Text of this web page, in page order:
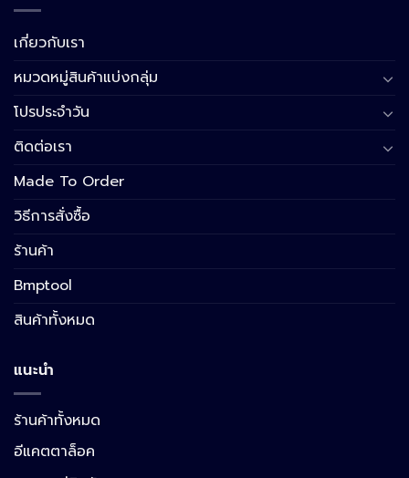
เกี่ยวกับเรา
หมวดหมู่สินค้าแบ่งกลุ่ม
โปรประจำวัน
ติดต่อเรา
Made To Order
วิธีการสั่งซื้อ
ร้านค้า
Bmptool
สินค้าทั้งหมด
แนะนำ
ร้านค้าทั้งหมด
อีแคตตาล็อค